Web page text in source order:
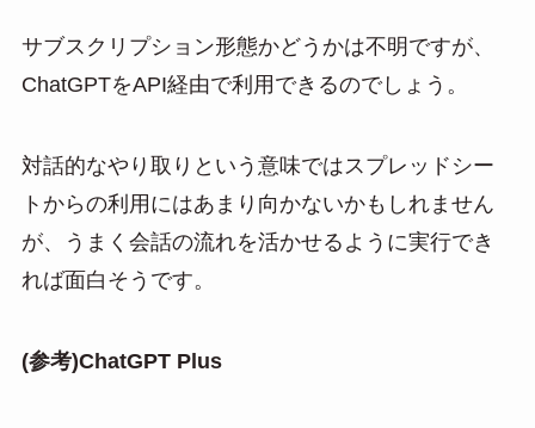
サブスクリプション形態かどうかは不明ですが、
ChatGPTをAPI経由で利用できるのでしょう。
対話的なやり取りという意味ではスプレッドシー
トからの利用にはあまり向かないかもしれません
が、うまく会話の流れを活かせるように実行でき
れば面白そうです。
(参考)ChatGPT Plus